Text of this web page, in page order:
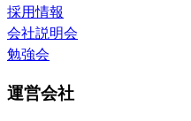
採用情報
会社説明会
勉強会
運営会社